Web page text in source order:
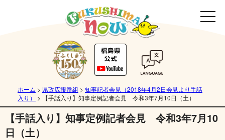
ホーム > 県政広報番組 > 知事記者会見（2018年4月2日会見より手話
入り）
> 【手話入り】知事定例記者会見 令和3年7月10日（土）
【手話入り】知事定例記者会見 令和3年7月10
日（土）